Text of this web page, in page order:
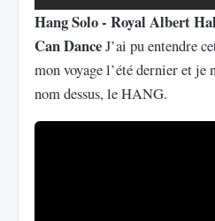
Hang Solo - Royal Albert
Can DanceJ’ai pu entendre
mon voyage l’été dernier et je
nom dessus, le HANG.